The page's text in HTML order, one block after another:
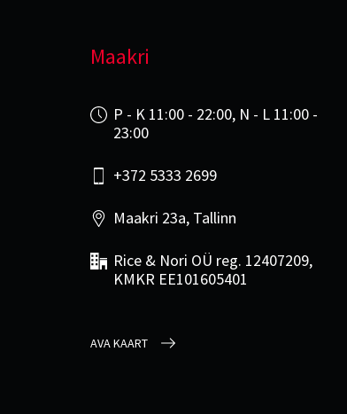
Maakri
P - K 11:00 - 22:00, N - L 11:00 -
23:00
+372 5333 2699
Maakri 23a, Tallinn
Rice & Nori OÜ reg. 12407209,
KMKR EE101605401
AVA KAART